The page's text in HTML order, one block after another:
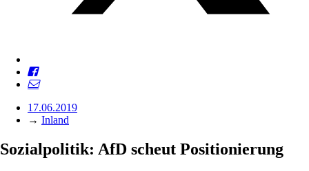
17.06.2019
→ Inland
Sozialpolitik: AfD scheut Positionierung